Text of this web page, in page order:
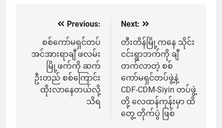
navigation
Previous:
စစ်ကော်မရှင်တပ်
အင်အားရာချီ ဖလမ်း
မြို့ဖက်ကို ဆက်
ဦးတည် စစ်ကြောင်း
ထိုးလာနေတယ်လို့
သိရ
Next:
တီးတိန်မြို့ကနေ သိုင်း
ငင်းရွာဘက်ကို ချီ
တက်လာတဲ့ စစ်
ကော်မရှင်တပ်ဖွဲ့နဲ့
CDF-CDM-Siyin တပ်ဖွဲ့
တို့ လေထန်ကုန်းမှာ ထိ
တွေ့ တိုက်ပွဲ ဖြစ်